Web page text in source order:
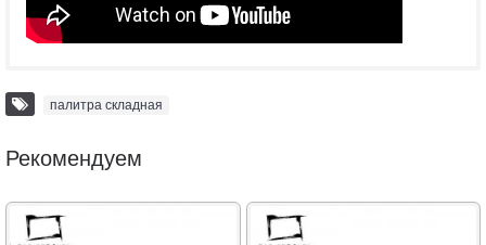
палитра складная
Рекомендуем